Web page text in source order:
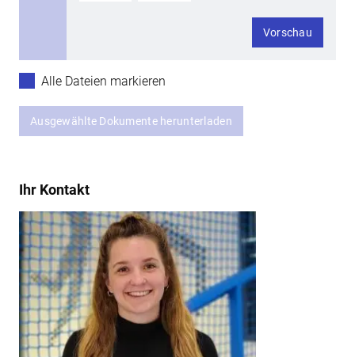
Vorschau
Alle Dateien markieren
Ausgewählte Dokumente herunterladen
Ihr Kontakt